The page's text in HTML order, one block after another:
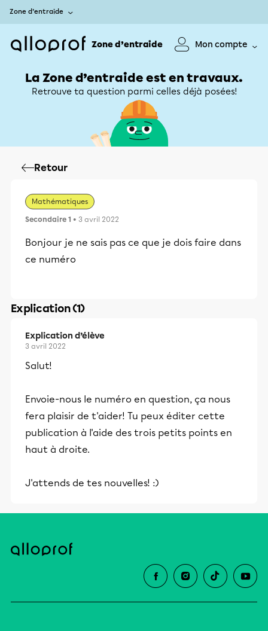
Zone d’entraide
Zone d’entraide Mon compte
La Zone d’entraide est en travaux.
Retrouve ta question parmi celles déjà posées!
Retour
Mathématiques
Secondaire 1 • 3 avril 2022
Bonjour je ne sais pas ce que je dois faire dans
ce numéro
Explication (1)
Explication d’élève
3 avril 2022
Salut!
Envoie-nous le numéro en question, ça nous
fera plaisir de t'aider! Tu peux éditer cette
publication à l'aide des trois petits points en
haut à droite.
J'attends de tes nouvelles! :)